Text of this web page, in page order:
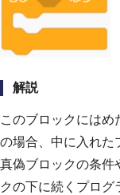
解説
このブロックにはめ
の場合、中に入れた
真偽ブロックの条件
クの下に続くプログ